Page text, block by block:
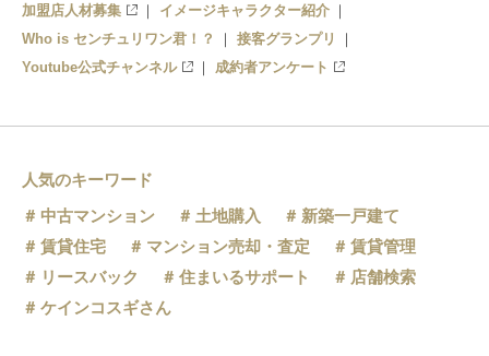
加盟店人材募集
イメージキャラクター紹介
Who is センチュリワン君！？
接客グランプリ
Youtube公式チャンネル
成約者アンケート
人気のキーワード
中古マンション
土地購入
新築一戸建て
賃貸住宅
マンション売却・査定
賃貸管理
リースバック
住まいるサポート
店舗検索
ケインコスギさん